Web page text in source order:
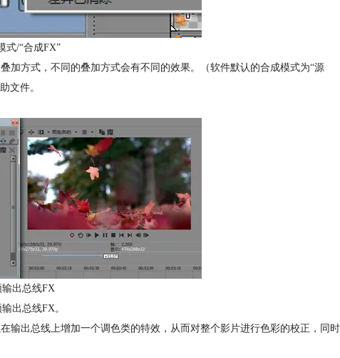
式/“合成FX”
加方式，不同的叠加方式会有不同的效果。（软件默认的合成模式为“源
文件。
输出总线FX
出总线FX。
输出总线上增加一个调色类的特效，从而对整个影片进行色彩的校正，同时